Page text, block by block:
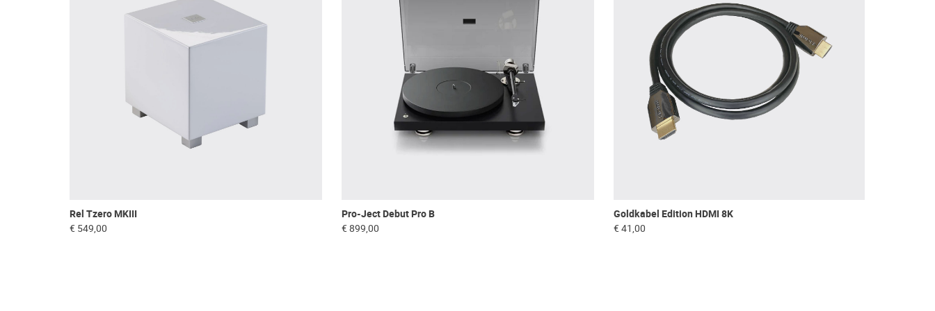
Rel Tzero MKIII
€ 549,00
Pro-Ject Debut Pro B
€ 899,00
Goldkabel Edition HDMI 8K
€ 41,00